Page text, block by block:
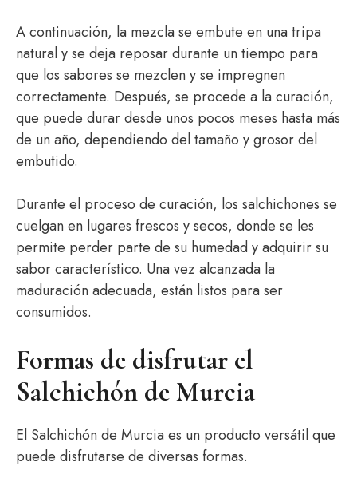
A continuación, la mezcla se embute en una tripa
natural y se deja reposar durante un tiempo para
que los sabores se mezclen y se impregnen
correctamente. Después, se procede a la curación,
que puede durar desde unos pocos meses hasta más
de un año, dependiendo del tamaño y grosor del
embutido.
Durante el proceso de curación, los salchichones se
cuelgan en lugares frescos y secos, donde se les
permite perder parte de su humedad y adquirir su
sabor característico. Una vez alcanzada la
maduración adecuada, están listos para ser
consumidos.
Formas de disfrutar el
Salchichón de Murcia
El Salchichón de Murcia es un producto versátil que
puede disfrutarse de diversas formas.